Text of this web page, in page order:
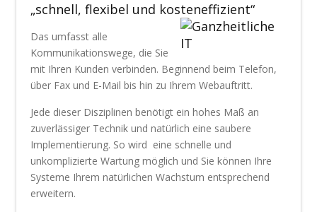
„schnell, flexibel und kosteneffizient“
Das umfasst alle
Kommunikationswege, die Sie
mit Ihren Kunden verbinden. Beginnend beim Telefon,
über Fax und E-Mail bis hin zu Ihrem Webauftritt.
Jede dieser Disziplinen benötigt ein hohes Maß an
zuverlässiger Technik und natürlich eine saubere
Implementierung. So wird eine schnelle und
unkomplizierte Wartung möglich und Sie können Ihre
Systeme Ihrem natürlichen Wachstum entsprechend
erweitern.